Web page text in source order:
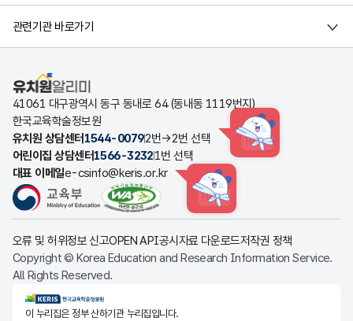
관련기관 바로가기
유치원알리미
41061 대구광역시 동구 동내로 64 (동내동 1119번지)
한국교육학술정보원
유치원 상담센터 1544-00792번→2번 선택 HINT
어린이집 상담센터1566-32321번 선택
대표 이메일e-csinfo@keris.or.kr
HINT
오류 및 허위정보 신고OPEN API공시자료 다운로드저작권 정책
Copyright © Korea Education and Research Information Service.
All Rights Reserved.
KERIS한국교육학술정보원
이 누리집은 정부 산하기관 누리집입니다.